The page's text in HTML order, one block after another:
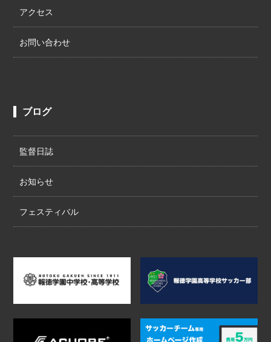
アクセス
お問い合わせ
ブログ
監督日誌
お知らせ
フェスティバル